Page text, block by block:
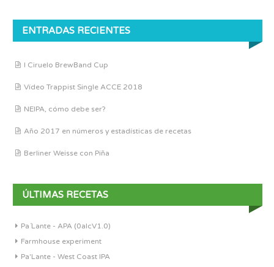
ENTRADAS RECIENTES
I Ciruelo BrewBand Cup
Vídeo Trappist Single ACCE 2018
NEIPA, cómo debe ser?
Año 2017 en números y estadísticas de recetas
Berliner Weisse con Piña
ÚLTIMAS RECETAS
Pa´Lante - APA (0alcV1.0)
Farmhouse experiment
Pa'Lante - West Coast IPA